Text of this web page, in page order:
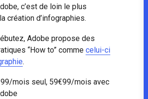
c’est de loin le plus
création d’infographies.
Adobe propose des
“How to” comme celui-ci
.
mois seul, 59€99/mois avec